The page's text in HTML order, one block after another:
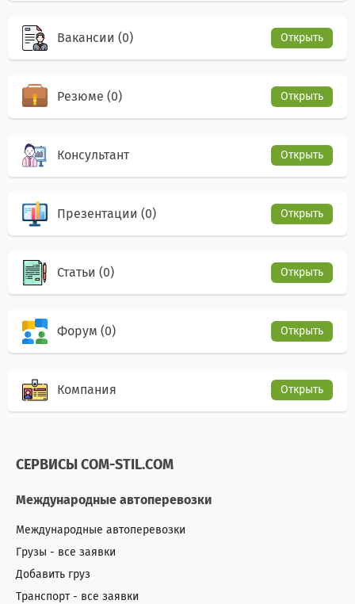
Вакансии (0) Открыть
Резюме (0) Открыть
Консультант Открыть
Презентации (0) Открыть
Статьи (0) Открыть
Форум (0) Открыть
Компания Открыть
СЕРВИСЫ COM-STIL.COM
Международные автоперевозки
Международные автоперевозки
Грузы - все заявки
Добавить груз
Транспорт - все заявки